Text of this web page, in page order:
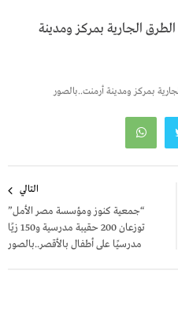
الجارية بمركز ومدينة
بمركز ومدينة أرمنت..بالصور
التالي
“جمعية كنوز ومؤسسة مصر الأمل”
توزعان 200 حقيبة مدرسية و150 زيًا
مدرسيًا على أطفال بالأقصر..بالصور